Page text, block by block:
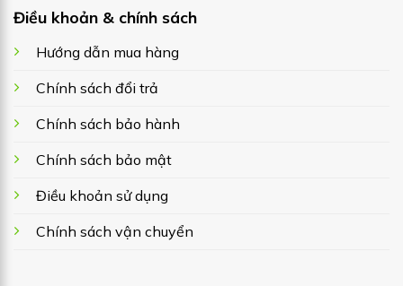
Điều khoản & chính sách
Hướng dẫn mua hàng
Chính sách đổi trả
Chính sách bảo hành
Chính sách bảo mật
Điều khoản sử dụng
Chính sách vận chuyển